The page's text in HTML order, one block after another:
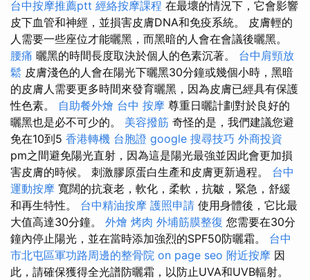
台中按摩推薦ptt 經絡按摩課程 在最壞的情況下，它會影響
皮下血管和神經，並損害皮膚DNA和免疫系統。 皮膚輕的
人需要一些座位才能曬黑，而黑暗的人會在會議後曬黑。
腰痛 曬黑的時間長度取決於個人的色素沉著。 台中肩頸放
鬆 皮膚淺色的人會在陽光下曬黑30分鐘或幾個小時，黑暗
的皮膚人需要更多時間來發育曬黑，因為皮膚已經具有保護
性色素。 自助餐外燴 台中 按摩 尊重日曬計劃對於良好的
曬黑也是必不可少的。 美容撥筋 奇怪的是，我們建議您避
免在10到5 香港轉機 台胞證 google 搜尋技巧 外商投資
pm之間避免陽光直射，因為這是陽光最強並因此會更加損
害皮膚的時候。 刺激膠原蛋白生產和皮膚更新過程。 台中
運動按摩 寬闊的抗衰老，軟化，柔軟，抗皺，緊急，舒緩
和再生特性。 台中精油按摩 護照申請 使用身體後，它比最
大值高達30分鐘。 外燴 烤肉 外埔筋膜整復 您需要在30分
鐘內停止陽光，並在當時添加強烈的SPF50防曬霜。 台中
市北屯區軍功路周邊的整骨院 on page seo 附近按摩 因
此，請確保獲得全光譜防曬霜，以防止UVA和UVB輻射。